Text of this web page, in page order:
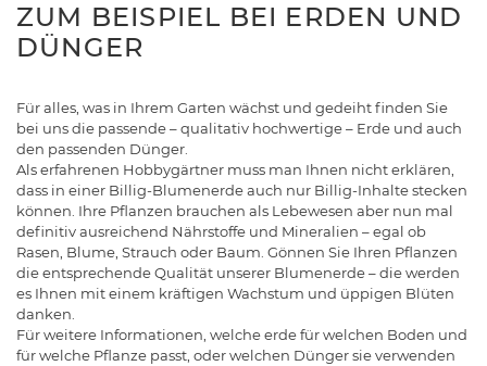
ZUM BEISPIEL BEI ERDEN UND
DÜNGER
Für alles, was in Ihrem Garten wächst und gedeiht finden Sie
bei uns die passende – qualitativ hochwertige – Erde und auch
den passenden Dünger.
Als erfahrenen Hobbygärtner muss man Ihnen nicht erklären,
dass in einer Billig-Blumenerde auch nur Billig-Inhalte stecken
können. Ihre Pflanzen brauchen als Lebewesen aber nun mal
definitiv ausreichend Nährstoffe und Mineralien – egal ob
Rasen, Blume, Strauch oder Baum. Gönnen Sie Ihren Pflanzen
die entsprechende Qualität unserer Blumenerde – die werden
es Ihnen mit einem kräftigen Wachstum und üppigen Blüten
danken.
Für weitere Informationen, welche erde für welchen Boden und
für welche Pflanze passt, oder welchen Dünger sie verwenden